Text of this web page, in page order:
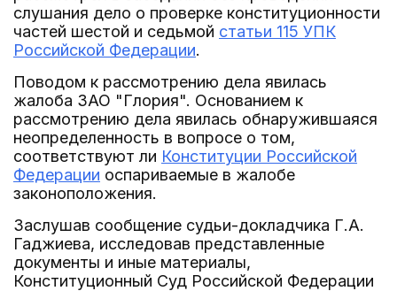
слушания дело о проверке конституционности
частей шестой и седьмой статьи 115 УПК
Российской Федерации.
Поводом к рассмотрению дела явилась
жалоба ЗАО "Глория". Основанием к
рассмотрению дела явилась обнаружившаяся
неопределенность в вопросе о том,
соответствуют ли Конституции Российской
Федерации оспариваемые в жалобе
законоположения.
Заслушав сообщение судьи-докладчика Г.А.
Гаджиева, исследовав представленные
документы и иные материалы,
Конституционный Суд Российской Федерации